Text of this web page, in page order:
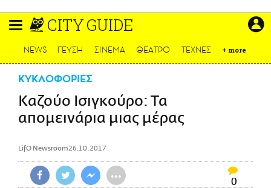
περιεχόμενο
CITY GUIDE
ΕΙΔΗΣΕΙΣ
CULTURE
ΑΠΟΨΕΙΣ
ΤΡΟΠΟΣ ΖΩΗΣ
PODCASTS
NEWS ΓΕΥΣΗ ΣΙΝΕΜΑ ΘΕΑΤΡΟ ΤΕΧΝΕΣ + more
ΚΥΚΛΟΦΟΡΙΕΣ
Καζούο Ισιγκούρο: Τα
απομεινάρια μιας μέρας
LifO Newsroom26.10.2017
•••
0